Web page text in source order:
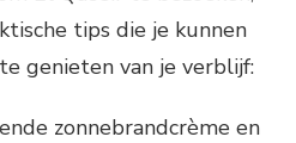
tips die je kunnen
genieten van je verblijf:
zonnebrandcrème en